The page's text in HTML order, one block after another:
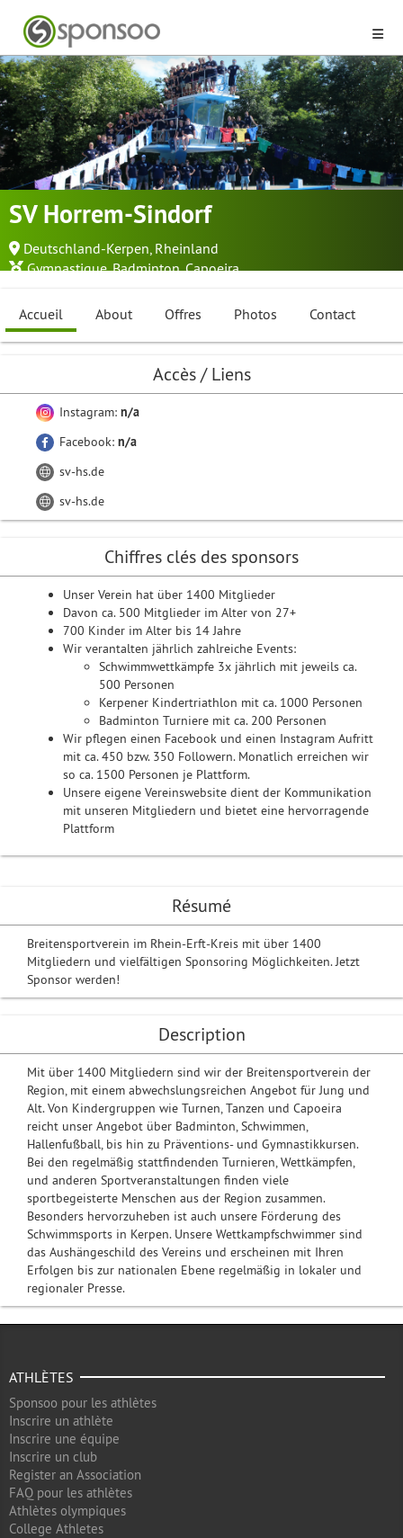
SV Horrem-Sindorf
Deutschland-Kerpen, Rheinland
Gymnastique,Badminton,Capoeira...
Accueil About Offres Photos Contact
Résumé
Breitensportverein im Rhein-Erft-Kreis mit über 1400
Mitgliedern und vielfältigen Sponsoring Möglichkeiten. Jetzt
Sponsor werden!
Description
Mit über 1400 Mitgliedern sind wir der Breitensportverein der
Region, mit einem abwechslungsreichen Angebot für Jung und
Alt. Von Kindergruppen wie Turnen, Tanzen und Capoeira
reicht unser Angebot über Badminton, Schwimmen,
Hallenfußball, bis hin zu Präventions- und Gymnastikkursen.
Bei den regelmäßig stattfindenden Turnieren, Wettkämpfen,
und anderen Sportveranstaltungen finden viele
sportbegeisterte Menschen aus der Region zusammen.
Besonders hervorzuheben ist auch unsere Förderung des
Schwimmsports in Kerpen. Unsere Wettkampfschwimmer sind
das Aushängeschild des Vereins und erscheinen mit Ihren
Erfolgen bis zur nationalen Ebene regelmäßig in lokaler und
regionaler Presse.
Accès / Liens
Instagram: n/a
Facebook: n/a
sv-hs.de
sv-hs.de
Chiffres clés des sponsors
Unser Verein hat über 1400 Mitglieder
Davon ca. 500 Mitglieder im Alter von 27+
700 Kinder im Alter bis 14 Jahre
Wir verantalten jährlich zahlreiche Events:
Schwimmwettkämpfe 3x jährlich mit jeweils ca.
500 Personen
Kerpener Kindertriathlon mit ca. 1000 Personen
Badminton Turniere mit ca. 200 Personen
Wir pflegen einen Facebook und einen Instagram Aufritt
mit ca. 450 bzw. 350 Followern. Monatlich erreichen wir
so ca. 1500 Personen je Plattform.
Unsere eigene Vereinswebsite dient der Kommunikation
mit unseren Mitgliedern und bietet eine hervorragende
Plattform
ATHLÈTES
Sponsoo pour les athlètes
Inscrire un athlète
Inscrire une équipe
Inscrire un club
Register an Association
FAQ pour les athlètes
Athlètes olympiques
College Athletes